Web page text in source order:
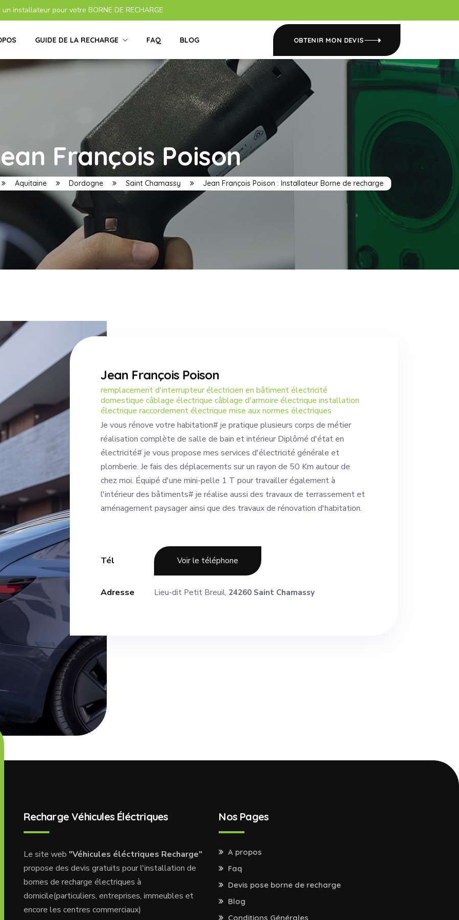
un installateur pour votre BORNE DE RECHARGE
GUIDE DE LA RECHARGE FAQ BLOG OBTENIR MON DEVIS
François Poison
Aquitaine Dordogne Saint Chamassy Jean François Poison : Installateur Borne de recharge
Jean François Poison
remplacement d'interrupteur électricien en bâtiment électricité
domestique câblage électrique câblage d'armoire électrique installation
électrique raccordement électrique mise aux normes électriques
Je vous rénove votre habitation# je pratique plusieurs corps de métier
réalisation complète de salle de bain et intérieur Diplômé d'état en
électricité# je vous propose mes services d'électricité générale et
plomberie. Je fais des déplacements sur un rayon de 50 Km autour de
chez moi. Équipé d'une mini-pelle 1 T pour travailler également à
l'intérieur des bâtiments# je réalise aussi des travaux de terrassement et
aménagement paysager ainsi que des travaux de rénovation d'habitation.
Tél Voir le téléphone
Adresse Lieu-dit Petit Breuil, 24260 Saint Chamassy
Recharge Véhicules Éléctriques
Le site web"Véhicules éléctriques Recharge"
propose des devis gratuits pour l'installation de
bornes de recharge électriques à
domicile(particuliers, entreprises, immeubles et
encore les centres commerciaux)
Nos Pages
A propos
Faq
Devis pose borne de recharge
Blog
Conditions Générales